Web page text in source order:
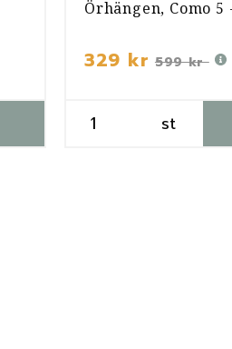
Örhängen, Como 5
329 kr 599 kr
st